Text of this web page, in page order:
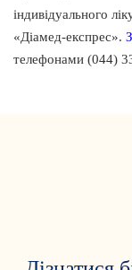
індивідуального
«Діамед-експрес».
телефонами (044)